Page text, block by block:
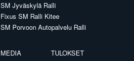
SM Jyväskylä Ralli
Fixus SM Ralli Kitee
SM Porvoon Autopalvelu Ralli
MEDIA
TULOKSET